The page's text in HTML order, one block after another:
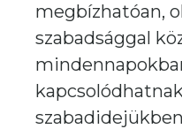
megbízhatóan,
szabadsággal